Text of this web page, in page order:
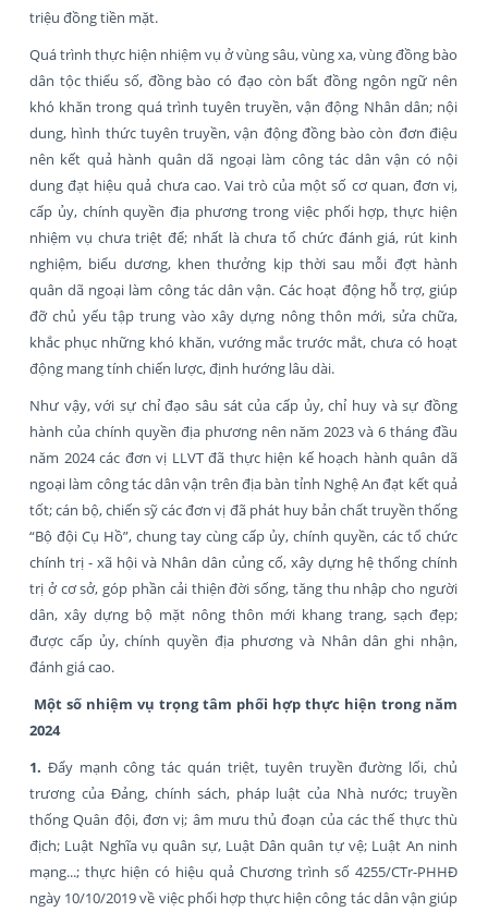
triệu đồng tiền mặt.
Quá trình thực hiện nhiệm vụ ở vùng sâu, vùng xa, vùng đồng bào
dân tộc thiểu số, đồng bào có đạo còn bất đồng ngôn ngữ nên
khó khăn trong quá trình tuyên truyền, vận động Nhân dân; nội
dung, hình thức tuyên truyền, vận động đồng bào còn đơn điệu
nên kết quả hành quân dã ngoại làm công tác dân vận có nội
dung đạt hiệu quả chưa cao. Vai trò của một số cơ quan, đơn vị,
cấp ủy, chính quyền địa phương trong việc phối hợp, thực hiện
nhiệm vụ chưa triệt để; nhất là chưa tổ chức đánh giá, rút kinh
nghiệm, biểu dương, khen thưởng kịp thời sau mỗi đợt hành
quân dã ngoại làm công tác dân vận. Các hoạt động hỗ trợ, giúp
đỡ chủ yếu tập trung vào xây dựng nông thôn mới, sửa chữa,
khắc phục những khó khăn, vướng mắc trước mắt, chưa có hoạt
động mang tính chiến lược, định hướng lâu dài.
Như vậy, với sự chỉ đạo sâu sát của cấp ủy, chỉ huy và sự đồng
hành của chính quyền địa phương nên năm 2023 và 6 tháng đầu
năm 2024 các đơn vị LLVT đã thực hiện kế hoạch hành quân dã
ngoại làm công tác dân vận trên địa bàn tỉnh Nghệ An đạt kết quả
tốt; cán bộ, chiến sỹ các đơn vị đã phát huy bản chất truyền thống
“Bộ đội Cụ Hồ”, chung tay cùng cấp ủy, chính quyền, các tổ chức
chính trị - xã hội và Nhân dân củng cố, xây dựng hệ thống chính
trị ở cơ sở, góp phần cải thiện đời sống, tăng thu nhập cho người
dân, xây dựng bộ mặt nông thôn mới khang trang, sạch đẹp;
được cấp ủy, chính quyền địa phương và Nhân dân ghi nhận,
đánh giá cao.
Một số nhiệm vụ trọng tâm phối hợp thực hiện trong năm
2024
1. Đẩy mạnh công tác quán triệt, tuyên truyền đường lối, chủ
trương của Đảng, chính sách, pháp luật của Nhà nước; truyền
thống Quân đội, đơn vị; âm mưu thủ đoạn của các thế thực thù
địch; Luật Nghĩa vụ quân sự, Luật Dân quân tự vệ; Luật An ninh
mạng...; thực hiện có hiệu quả Chương trình số 4255/CTr-PHHĐ
ngày 10/10/2019 về việc phối hợp thực hiện công tác dân vận giúp